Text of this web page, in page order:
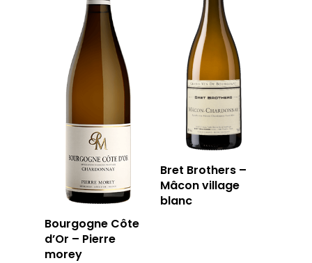
Bourgogne Côte
d’Or – Pierre
morey
Bret Brothers –
Mâcon village
blanc